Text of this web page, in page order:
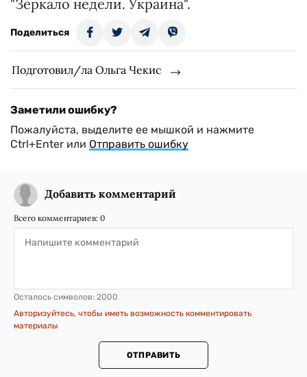
"Зеркало недели. Украина".
Поделиться
Подготовил/ла Ольга Чекис
Заметили ошибку?
Пожалуйста, выделите ее мышкой и нажмите
Ctrl+Enter или Отправить ошибку
Добавить комментарий
Всего комментариев: 0
Осталось символов: 2000
Авторизуйтесь, чтобы иметь возможность комментировать
материалы
ОТПРАВИТЬ